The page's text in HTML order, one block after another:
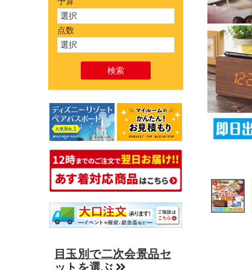
点数
目玉別で二次会景品セ
ットを選ぶ